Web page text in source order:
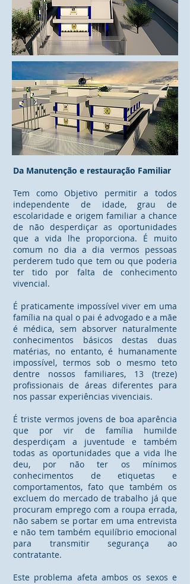
Da Manutenção e restauração Familiar
Tem como Objetivo permitir a todos
independente de idade, grau de
escolaridade e origem familiar a chance
de não desperdiçar as oportunidades
que a vida lhe proporciona. É muito
comum no dia a dia vermos pessoas
perderem tudo que tem ou que poderia
ter tido por falta de conhecimento
vivencial.
É praticamente impossível viver em uma
família na qual o pai é advogado e a mãe
é médica, sem absorver naturalmente
conhecimentos básicos destas duas
matérias, no entanto, é humanamente
impossível, termos sob o mesmo teto
dentre nossos familiares, 13 (treze)
profissionais de áreas diferentes para
nos passar experiências vivenciais.
É triste vermos jovens de boa aparência
que por vir de família humilde
desperdiçam a juventude e também
todas as oportunidades que a vida lhe
deu, por não ter os mínimos
conhecimentos de etiquetas e
comportamentos, fato que também os
excluem do mercado de trabalho já que
procuram emprego com a roupa errada,
não sabem se portar em uma entrevista
e não tem também equilíbrio emocional
para transmitir segurança ao
contratante.
Este problema afeta ambos os sexos e